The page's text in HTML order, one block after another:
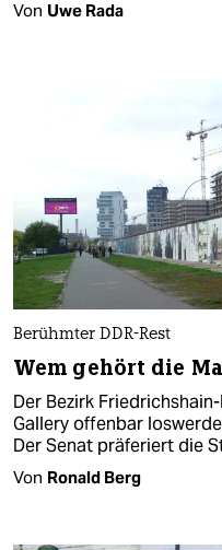
Von Uwe Rada
Berühmter DDR-Rest
Wem gehört die
Der Bezirk
Gallery offenbar
Der Senat präferiert die
Von Ronald Berg